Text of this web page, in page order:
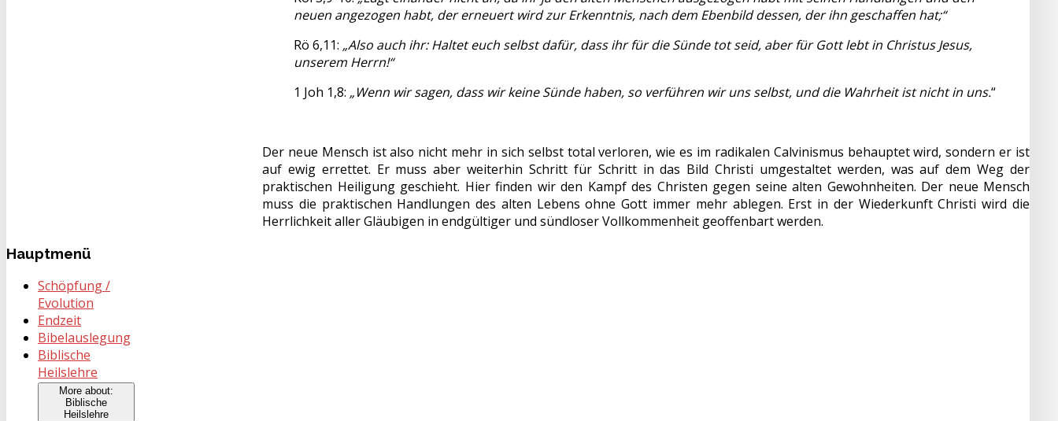
neuen angezogen habt, der erneuert wird zur Erkenntnis, nach dem Ebenbild dessen, der ihn geschaffen hat;“
Rö 6,11: „Also auch ihr: Haltet euch selbst dafür, dass ihr für die Sünde tot seid, aber für Gott lebt in Christus Jesus,
unserem Herrn!“
1 Joh 1,8: „Wenn wir sagen, dass wir keine Sünde haben, so verführen wir uns selbst, und die Wahrheit ist nicht in uns.“
Der neue Mensch ist also nicht mehr in sich selbst total verloren, wie es im radikalen Calvinismus behauptet wird, sondern er ist
auf ewig errettet. Er muss aber weiterhin Schritt für Schritt in das Bild Christi umgestaltet werden, was auf dem Weg der
praktischen Heiligung geschieht. Hier finden wir den Kampf des Christen gegen seine alten Gewohnheiten. Der neue Mensch
muss die praktischen Handlungen des alten Lebens ohne Gott immer mehr ablegen. Erst in der Wiederkunft Christi wird die
Herrlichkeit aller Gläubigen in endgültiger und sündloser Vollkommenheit geoffenbart werden.
Hauptmenü
Schöpfung /
Evolution
Endzeit
Bibelauslegung
Biblische
Heilslehre
More about:
Biblische
Heilslehre